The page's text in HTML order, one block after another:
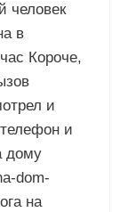
человек
в
Короче,
и
и
дому
dom-
на